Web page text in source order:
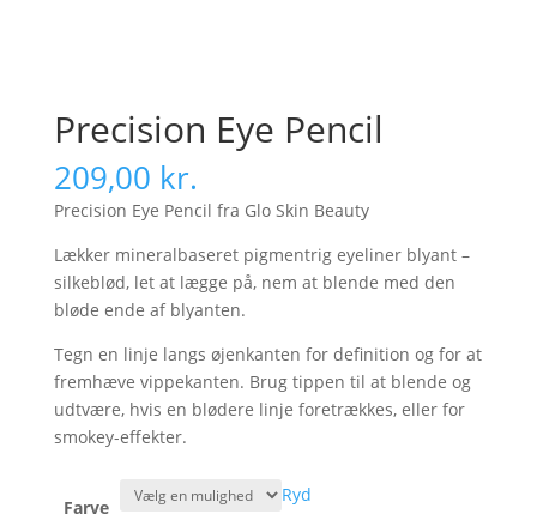
Precision Eye Pencil
209,00 kr.
Precision Eye Pencil fra Glo Skin Beauty
Lækker mineralbaseretpigmentrig eyeliner blyant –
silkeblød, let at lægge på, nem at blende med den
bløde ende af blyanten.
Tegn en linje langs øjenkanten for definition og for at
fremhæve vippekanten. Brug tippen til at blende og
udtvære, hvis en blødere linje foretrækkes, eller for
smokey-effekter.
Farve
Ryd